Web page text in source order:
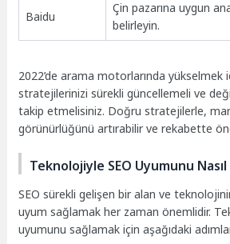
Baidu
Çin pazarına uygun
belirleyin.
2022’de arama motorlarında yükselmek
stratejilerinizi sürekli güncellemeli ve
takip etmelisiniz. Doğru stratejilerle,
görünürlüğünü artırabilir ve rekabette
Teknolojiyle SEO Uyumunu
SEO sürekli gelişen bir alan ve
uyum sağlamak her zaman önemlidir.
uyumunu sağlamak için aşağıdaki